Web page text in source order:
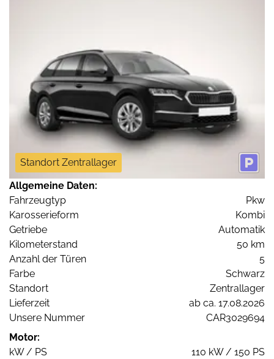
Standort Zentrallager
Allgemeine Daten:
Fahrzeugtyp
Pkw
Karosserieform
Kombi
Getriebe
Automatik
Kilometerstand
50 km
Anzahl der Türen
5
Farbe
Schwarz
Standort
Zentrallager
Lieferzeit
ab ca. 17.08.2026
Unsere Nummer
CAR3029694
Motor:
kW / PS
110 kW / 150 PS